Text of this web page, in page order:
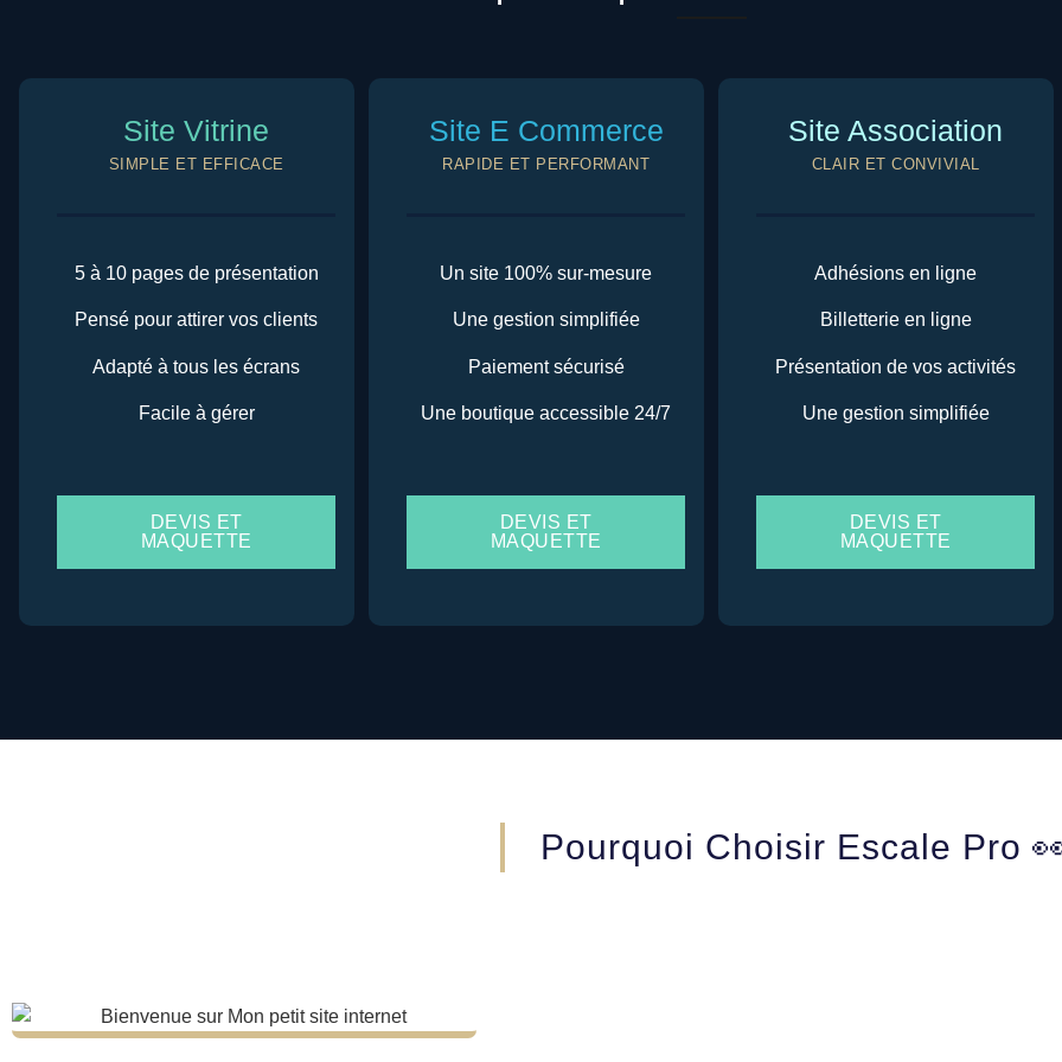
Site Vitrine
SIMPLE ET EFFICACE
5 à 10 pages de présentation
Pensé pour attirer vos clients
Adapté à tous les écrans
Facile à gérer
DEVIS ET
MAQUETTE
Site E Commerce
RAPIDE ET PERFORMANT
Un site 100% sur-mesure
Une gestion simplifiée
Paiement sécurisé
Une boutique accessible 24/7
DEVIS ET
MAQUETTE
Site Association
CLAIR ET CONVIVIAL
Adhésions en ligne
Billetterie en ligne
Présentation de vos activités
Une gestion simplifiée
DEVIS ET
MAQUETTE
Pourquoi Choisir Escale Pro